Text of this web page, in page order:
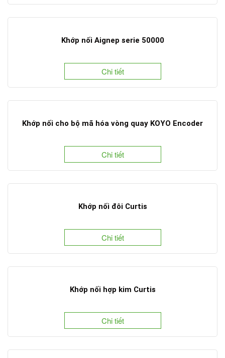
Khớp nối Aignep serie 50000
Chi tiết
Khớp nối cho bộ mã hóa vòng quay KOYO Encoder
Chi tiết
Khớp nối đôi Curtis
Chi tiết
Khớp nối hợp kim Curtis
Chi tiết